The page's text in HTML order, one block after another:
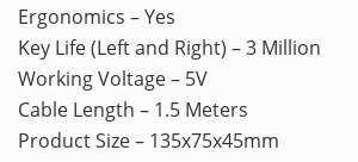
Ergonomics – Yes
Key Life (Left and Right) – 3 Million
Working Voltage – 5V
Cable Length – 1.5 Meters
Product Size – 135x75x45mm